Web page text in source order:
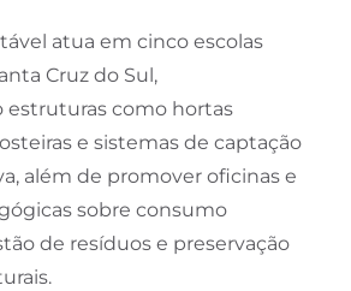
atua em cinco escolas
Cruz do Sul,
como hortas
e sistemas de captação
além de promover oficinas e
sobre consumo
de resíduos e preservação